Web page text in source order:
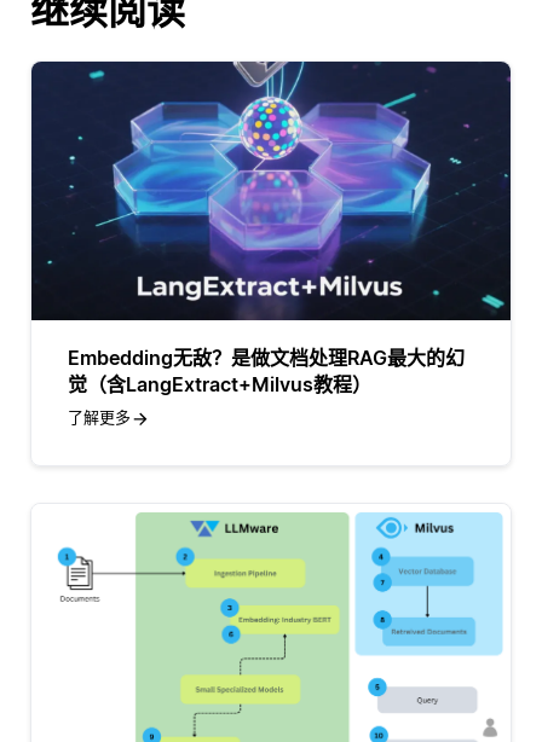
继续阅读
Embedding无敌？是做文档处理RAG最大的幻
觉（含LangExtract+Milvus教程）
了解更多